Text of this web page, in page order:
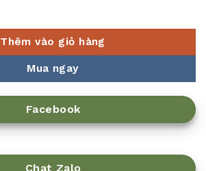
Thêm vào giỏ hàng
Mua ngay
Facebook
Chat Zalo